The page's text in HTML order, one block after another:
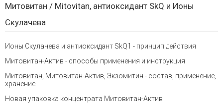
Митовитан / Mitovitan, антиоксидант SkQ и Ионы
Скулачева
Ионы Скулачева и антиоксидант SkQ1 - принцип действия
Митовитан-Актив - способы применения и инструкция
Митовитан, Митовитан-Актив, Экзомитин - состав, применение,
хранение
Новая упаковка концентрата Митовитан-Актив